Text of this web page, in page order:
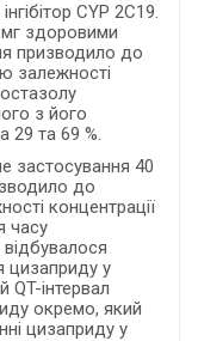
CYP 2C19.
здоровими
призводило до
залежності
з його
29 та 69 %.
застосування 40
до
концентрації
часу
цизаприду у
QT-інтервал
окремо, який
цизаприду у